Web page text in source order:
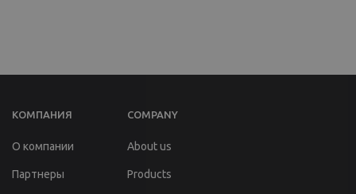
КОМПАНИЯ
О компании
Партнеры
COMPANY
About us
Products